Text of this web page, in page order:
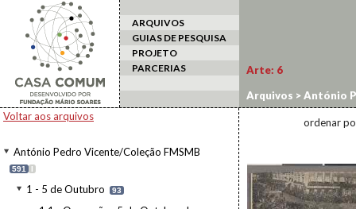
ARQUIVOS
GUIAS DE PESQUISA
PROJETO
PARCERIAS
Voltar aos arquivos
António Pedro Vicente/Coleção FMSMB
591 I
1 - 5 de Outubro 93
Arte: 6
Arquivos >António
Cândido dos Reis
ordenar